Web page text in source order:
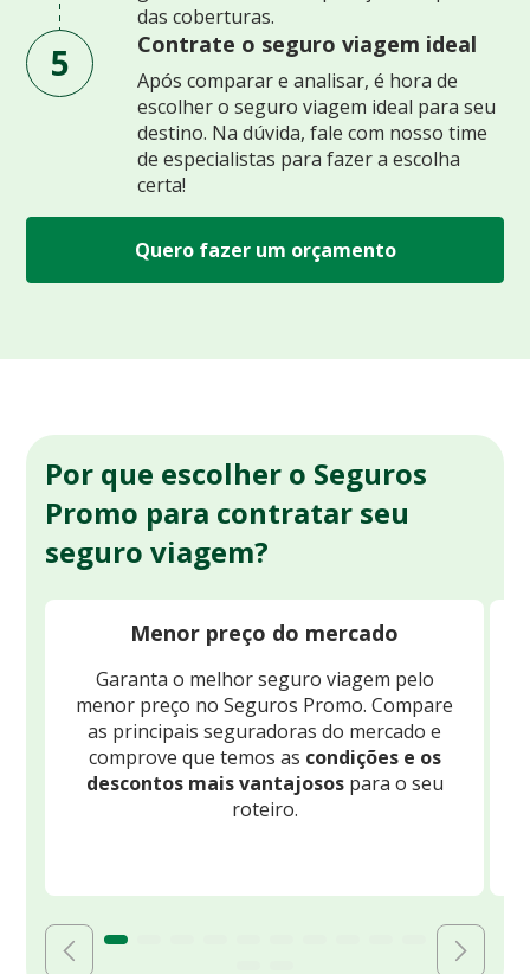
das coberturas.
5 Contrate o seguro viagem ideal
Após comparar e analisar, é hora de
escolher o seguro viagem ideal para seu
destino. Na dúvida, fale com nosso time
de especialistas para fazer a escolha
certa!
Quero fazer um orçamento
Por que escolher o Seguros
Promo para contratar seu
seguro viagem?
Menor preço do mercado
Garanta o melhor seguro viagem pelo
menor preço no Seguros Promo. Compare
as principais seguradoras do mercado e
comprove que temos as condições e os
descontos mais vantajosospara o seu
roteiro.